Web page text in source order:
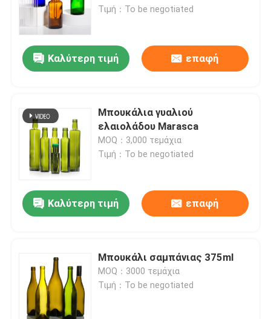
Γύρος εργοστασίων
Ποιοτικός έλεγχος
επαφή
Ζητήστε ένα απόσπασμα
Γυάλινα μπουκάλια
Κύπελλα από γυαλί
Καπάκι μπουκαλιού βάζου
Τιμή：To be negotiated
Καλύτερη τιμή επαφή
Μπουκάλια γυαλιού
ελαιολάδου Marasca
MOQ：3,000 τεμάχια
Τιμή：To be negotiated
Καλύτερη τιμή επαφή
Μπουκάλι σαμπάνιας 375ml
MOQ：3000 τεμάχια
Τιμή：To be negotiated